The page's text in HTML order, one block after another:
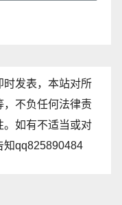
时发表，本站对所
，不负任何法律责
。如有不适当或对
知qq825890484